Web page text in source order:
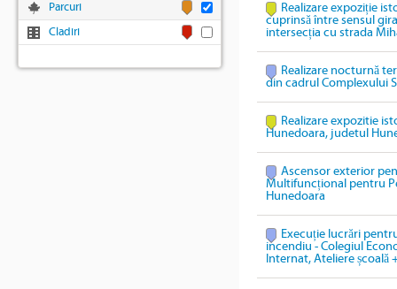
Realizare expoziție
cuprinsă între sensul
intersecția cu strada
Realizare nocturnă
din cadrul Complexului
Realizare expozitie
Hunedoara, judetul
Ascensor exterior
Multifuncțional pentru
Hunedoara
Execuție lucrări
incendiu - Colegiul
Internat, Ateliere școală
Parcuri
Cladiri